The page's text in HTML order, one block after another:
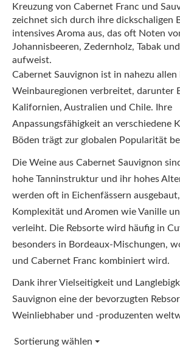
Kreuzung von Cabernet Franc und
zeichnet sich durch ihre dickschaligen
intensives Aroma aus, das oft Noten
Johannisbeeren, Zedernholz, Tabak
aufweist.
Cabernet Sauvignon ist in nahezu allen
Weinbauregionen verbreitet, darunter
Kalifornien, Australien und Chile. Ihre
Anpassungsfähigkeit an verschiedene
Böden trägt zur globalen Popularität
Die Weine aus Cabernet Sauvignon
hohe Tanninstruktur und ihr hohes
werden oft in Eichenfässern
Komplexität und Aromen wie Vanille
verleiht. Die Rebsorte wird häufig in
besonders in Bordeaux-Mischungen,
und Cabernet Franc kombiniert wird.
Dank ihrer Vielseitigkeit und
Sauvignon eine der bevorzugten
Weinliebhaber und -produzenten
Sortierung wählen